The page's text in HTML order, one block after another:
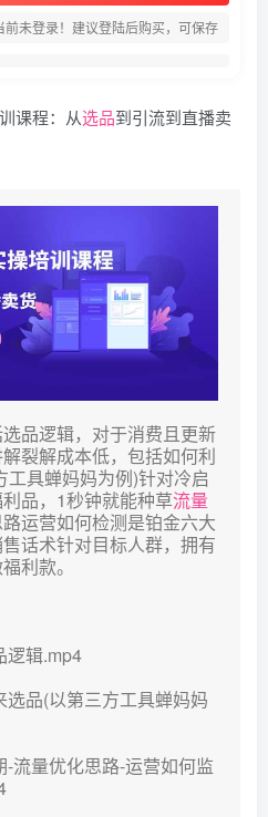
前未登录！建议登陆后购买，可保存
课程：从选品到引流到直播卖
品逻辑，对于消费且更新
裂解成本低，包括如何利
工具蝉妈妈为例)针对冷启
品，1秒钟就能种草流量
运营如何检测是铂金六大
话术针对目标人群，拥有
利款。
逻辑.mp4
品(以第三方工具蝉妈妈
流量优化思路-运营如何监